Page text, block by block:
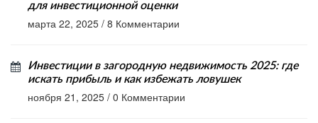
для инвестиционной оценки
марта 22, 2025 / 8 Комментарии
Инвестиции в загородную недвижимость 2025: где
искать прибыль и как избежать ловушек
ноября 21, 2025 / 0 Комментарии